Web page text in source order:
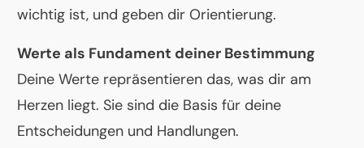
wichtig ist, und geben dir Orientierung.
Werte als Fundament deiner Bestimmung
Deine Werte repräsentieren das, was dir am
Herzen liegt. Sie sind die Basis für deine
Entscheidungen und Handlungen.